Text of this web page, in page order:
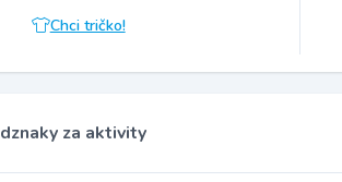
Chci tričko!
za aktivity